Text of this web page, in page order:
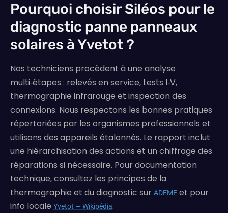
Pourquoi choisir Siléos pour le
diagnostic panne panneaux
solaires à Yvetot ?
Nos techniciens procèdent à une analyse
multi‑étapes : relevés en service, tests I‑V,
thermographie infrarouge et inspection des
connexions. Nous respectons les bonnes pratiques
répertoriées par les organismes professionnels et
utilisons des appareils étalonnés. Le rapport inclut
une hiérarchisation des actions et un chiffrage des
réparations si nécessaire. Pour documentation
technique, consultez les principes de la
thermographie et du diagnostic sur ADEME et pour
info locale Yvetot — Wikipédia.